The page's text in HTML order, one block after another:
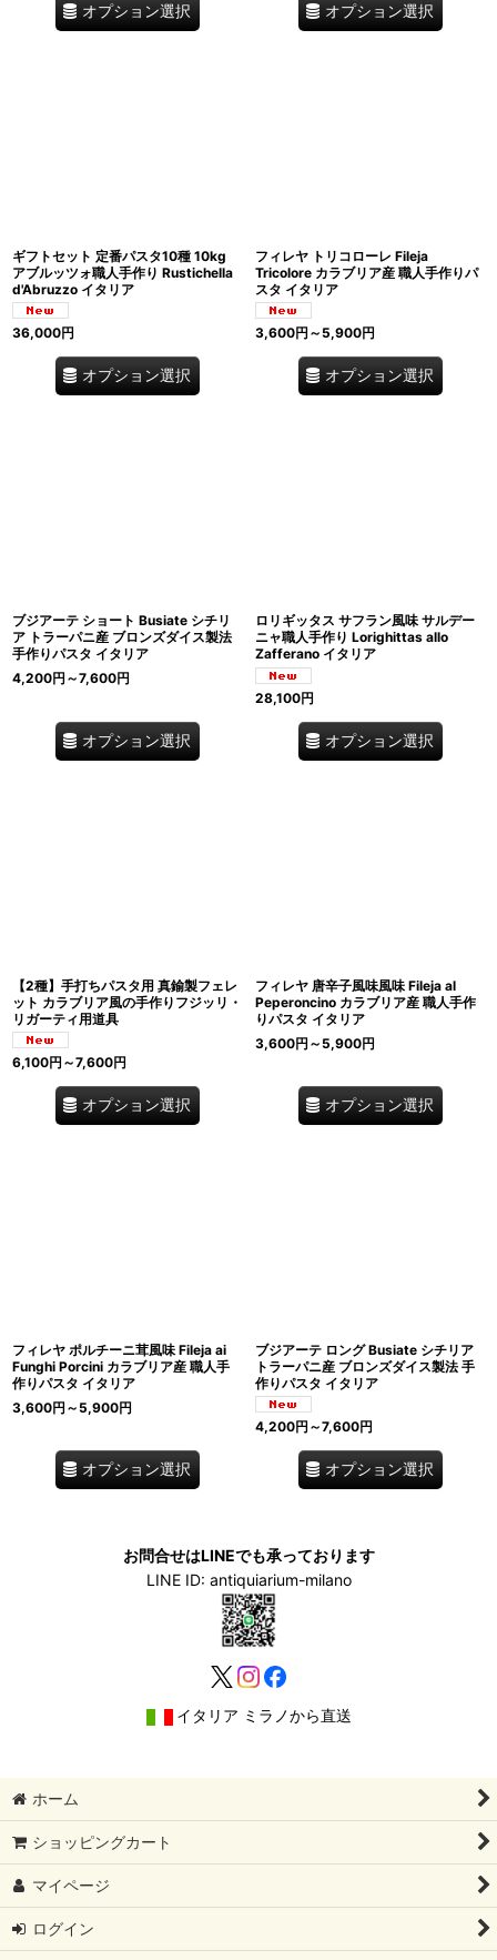
オプション選択 オプション選択
ギフトセット 定番パスタ10種 10kg
アブルッツォ職人手作り Rustichella
d'Abruzzo イタリア
36,000円
オプション選択
フィレヤ トリコローレ Fileja
Tricolore カラブリア産 職人手作りパ
スタ イタリア
3,600円 ～5,900円
オプション選択
ブジアーテ ショート Busiate シチリ
ア トラーパニ産 ブロンズダイス製法
手作りパスタ イタリア
4,200円 ～7,600円
オプション選択
ロリギッタス サフラン風味 サルデー
ニャ職人手作り Lorighittas allo
Zafferano イタリア
28,100円
オプション選択
【2種】手打ちパスタ用 真鍮製フェレ
ット カラブリア風の手作りフジッリ・
リガーティ用道具
6,100円 ～7,600円
オプション選択
フィレヤ 唐辛子風味風味 Fileja al
Peperoncino カラブリア産 職人手作
りパスタ イタリア
3,600円 ～5,900円
オプション選択
フィレヤ ポルチーニ茸風味 Fileja ai
Funghi Porcini カラブリア産 職人手
作りパスタ イタリア
3,600円 ～5,900円
オプション選択
ブジアーテ ロング Busiate シチリア
トラーパニ産 ブロンズダイス製法 手
作りパスタ イタリア
4,200円 ～7,600円
オプション選択
お問合せはLINEでも承っております
LINE ID: antiquiarium-milano
イタリア ミラノから直送
ホーム
ショッピングカート
マイページ
ログイン